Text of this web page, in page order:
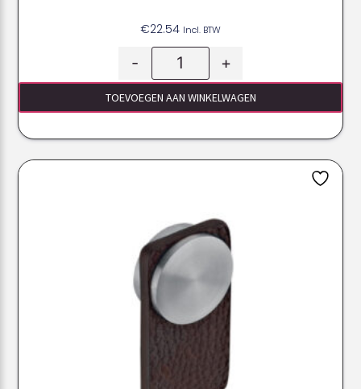
€22.54 Incl. BTW
- +
TOEVOEGEN AAN WINKELWAGEN